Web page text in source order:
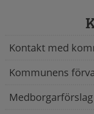
Kontakt med
Kommunens